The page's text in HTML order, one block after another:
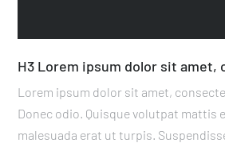
H3 Lorem ipsum dolor sit amet,
Lorem ipsum dolor sit amet,
Donec odio. Quisque volutpat mattis
malesuada erat ut turpis.